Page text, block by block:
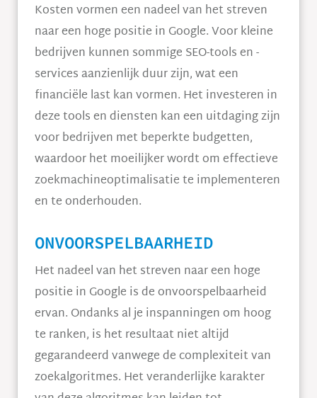
Kosten vormen een nadeel van het streven
naar een hoge positie in Google. Voor kleine
bedrijven kunnen sommige SEO-tools en -
services aanzienlijk duur zijn, wat een
financiële last kan vormen. Het investeren in
deze tools en diensten kan een uitdaging zijn
voor bedrijven met beperkte budgetten,
waardoor het moeilijker wordt om effectieve
zoekmachineoptimalisatie te implementeren
en te onderhouden.
ONVOORSPELBAARHEID
Het nadeel van het streven naar een hoge
positie in Google is de onvoorspelbaarheid
ervan. Ondanks al je inspanningen om hoog
te ranken, is het resultaat niet altijd
gegarandeerd vanwege de complexiteit van
zoekalgoritmes. Het veranderlijke karakter